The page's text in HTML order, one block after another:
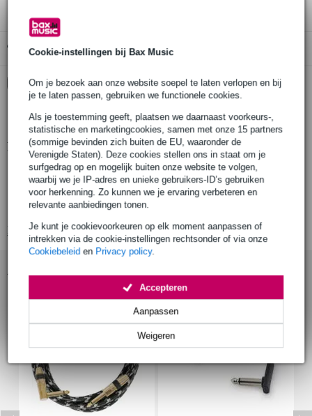
Cookie-instellingen bij Bax Music
Om je bezoek aan onze website soepel te laten verlopen en bij
je te laten passen, gebruiken we functionele cookies.
Als je toestemming geeft, plaatsen we daarnaast voorkeurs-,
statistische en marketingcookies, samen met onze 15 partners
(sommige bevinden zich buiten de EU, waaronder de
Verenigde Staten). Deze cookies stellen ons in staat om je
surfgedrag op en mogelijk buiten onze website te volgen,
waarbij we je IP-adres en unieke gebruikers-ID’s gebruiken
voor herkenning. Zo kunnen we je ervaring verbeteren en
relevante aanbiedingen tonen.
Je kunt je cookievoorkeuren op elk moment aanpassen of
intrekken via de cookie-instellingen rechtsonder of via onze
Cookiebeleid en Privacy policy.
Weigeren
Aanpassen
Accepteren
Gratis ophalen in de winkel
Kies nu voor 2 jaar extra Bax Music garantie en meer
voordelen
€ 9,95 eenmalig
Productinformatie
type effect: voorversterker
regelingen: pre, post, low, mid, high
voetschakelaars: bypass, saturation
Bekijk alle productspecificaties